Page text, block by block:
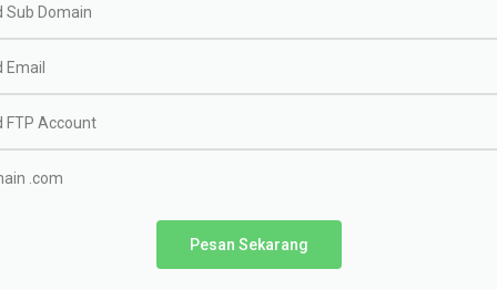
Sub Domain
Email
FTP Account
.com
Pesan Sekarang